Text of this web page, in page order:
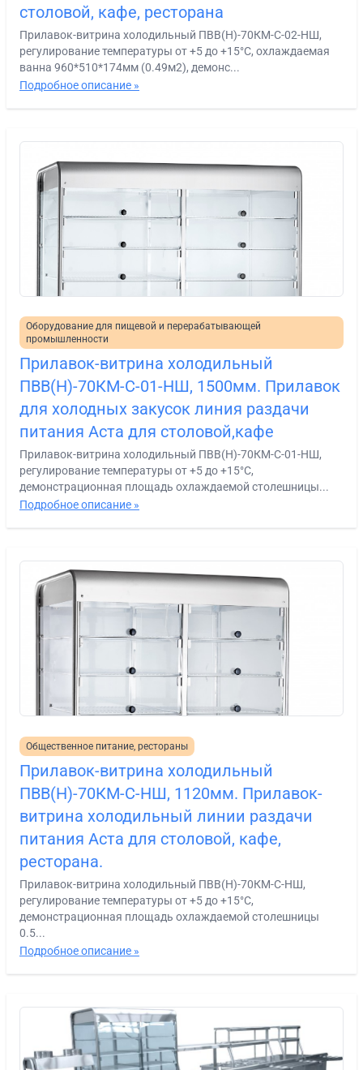
столовой, кафе, ресторана
Прилавок-витрина холодильный ПВВ(Н)-70КМ-С-02-НШ,
регулирование температуры от +5 до +15°С, охлаждаемая
ванна 960*510*174мм (0.49м2), демонс...
Подробное описание »
Оборудование для пищевой и перерабатывающей
промышленности
Прилавок-витрина холодильный
ПВВ(Н)-70КМ-С-01-НШ, 1500мм. Прилавок
для холодных закусок линия раздачи
питания Аста для столовой,кафе
Прилавок-витрина холодильный ПВВ(Н)-70КМ-С-01-НШ,
регулирование температуры от +5 до +15°С,
демонстрационная площадь охлаждаемой столешницы...
Подробное описание »
Общественное питание, рестораны
Прилавок-витрина холодильный
ПВВ(Н)-70КМ-С-НШ, 1120мм. Прилавок-
витрина холодильный линии раздачи
питания Аста для столовой, кафе,
ресторана.
Прилавок-витрина холодильный ПВВ(Н)-70КМ-С-НШ,
регулирование температуры от +5 до +15°С,
демонстрационная площадь охлаждаемой столешницы
0.5...
Подробное описание »